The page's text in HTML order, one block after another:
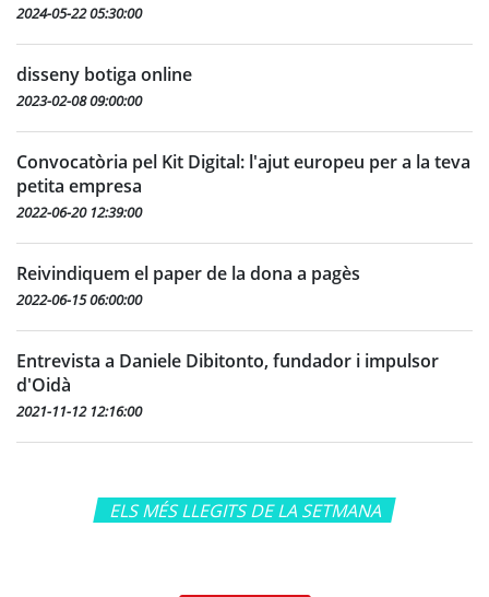
2024-05-22 05:30:00
disseny botiga online
2023-02-08 09:00:00
Convocatòria pel Kit Digital: l'ajut europeu per a la teva
petita empresa
2022-06-20 12:39:00
Reivindiquem el paper de la dona a pagès
2022-06-15 06:00:00
Entrevista a Daniele Dibitonto, fundador i impulsor
d'Oidà
2021-11-12 12:16:00
ELS MÉS LLEGITS DE LA SETMANA